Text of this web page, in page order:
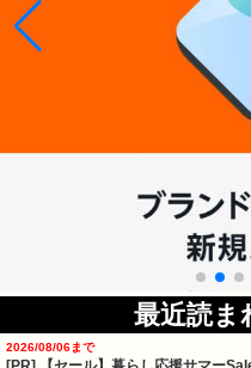
最近読ま
2026/08/06まで